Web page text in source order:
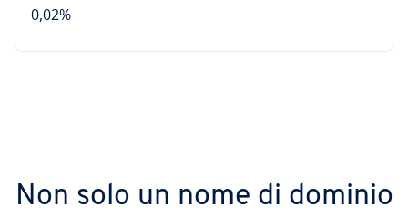
0,02%
Non solo un nome di dominio